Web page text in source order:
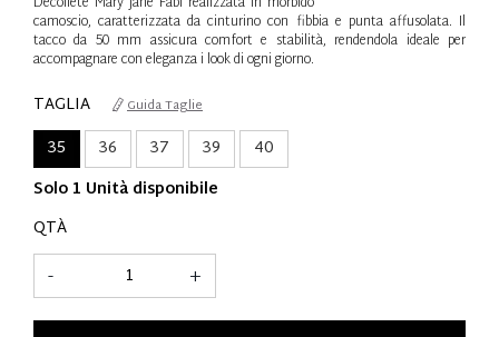
camoscio, caratterizzata da cinturino con fibbia e punta affusolata. Il
tacco da 50 mm assicura comfort e stabilità, rendendola ideale per
accompagnare con eleganza i look di ogni giorno.
TAGLIA Guida Taglie
35 36 37 39
40
Solo 1 Unità disponibile
QTÀ
+
-